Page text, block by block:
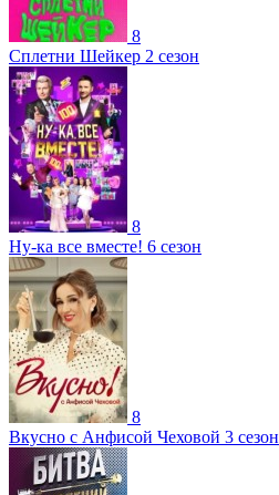
8
Сплетни Шейкер 2 сезон
8
Ну-ка все вместе! 6 сезон
8
Вкусно с Анфисой Чеховой 3 сезон